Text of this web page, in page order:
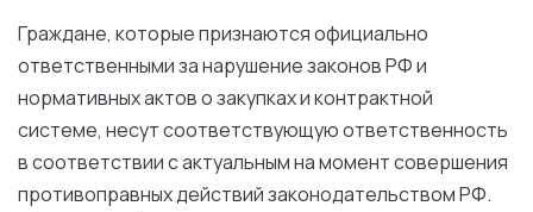
Граждане, которые признаются официально
ответственными за нарушение законов РФ и
нормативных актов о закупках и контрактной
системе, несут соответствующую ответственность
в соответствии с актуальным на момент совершения
противоправных действий законодательством РФ.